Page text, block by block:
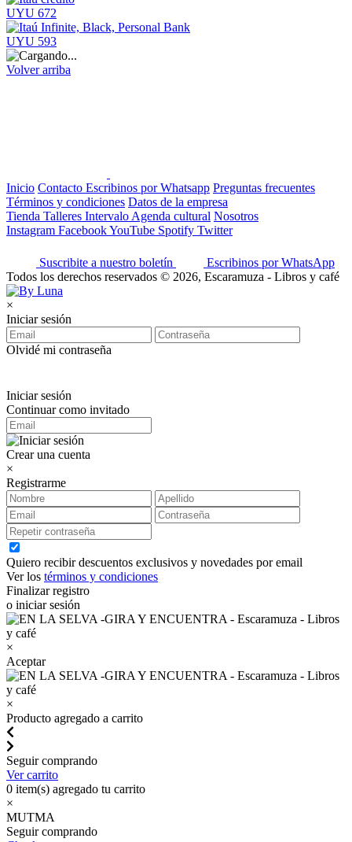
UYU 672
UYU 593
Volver arriba
Inicio Contacto Escribinos por Whatsapp Preguntas frecuentes
Términos y condiciones Datos de la empresa
Tienda Talleres Intervalo Agenda cultural Nosotros
Instagram FacebookYouTube Spotify Twitter
Suscribite a nuestro boletín
Escribinos por WhatsApp
Todos los derechos reservados © 2026, Escaramuza - Libros y café
×
Iniciar sesión
Olvidé mi contraseña
Iniciar sesión
Continuar como invitado
Crear una cuenta
×
Registrarme
Quiero recibir descuentos exclusivos y novedades por email
Ver los términos y condiciones
Finalizar registro
o iniciar sesión
×
Aceptar
×
Producto agregado a carrito
Seguir comprando
Ver carrito
0 item(s) agregado tu carrito
×
MUTMA
Seguir comprando